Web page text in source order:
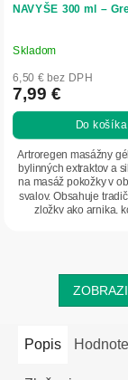
NAVYŠE 300 ml –
Skladom
6,50 € bez DPH
7,99 €
Do košíka
Artroregen masážny
bylinných extraktov a
na masáž pokožky v
svalov. Obsahuje
zložky ako arnika,
Popis